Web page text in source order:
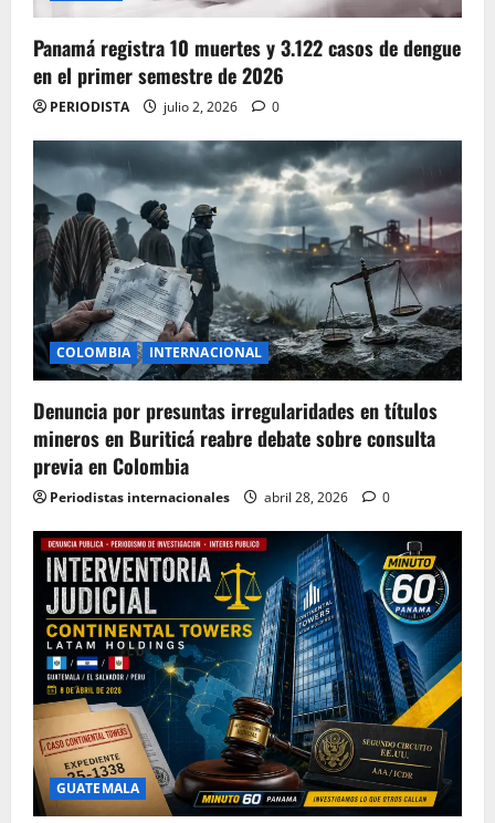
Panamá registra 10 muertes y 3.122 casos de dengue
en el primer semestre de 2026
PERIODISTA julio 2, 2026 0
COLOMBIA INTERNACIONAL
Denuncia por presuntas irregularidades en títulos
mineros en Buriticá reabre debate sobre consulta
previa en Colombia
Periodistas internacionales abril 28, 2026 0
GUATEMALA